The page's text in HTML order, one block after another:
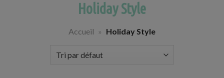
Holiday Style
Accueil » Holiday Style